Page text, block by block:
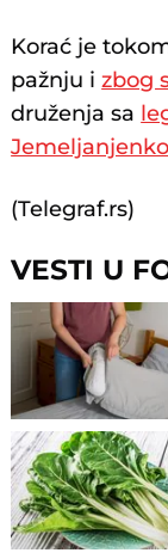
Korać je
pažnju izbog
druženja sa
(Telegraf.rs)
VESTI U